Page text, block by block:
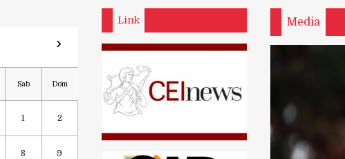
›
Sab Dom
1 2
8 9
Link Media